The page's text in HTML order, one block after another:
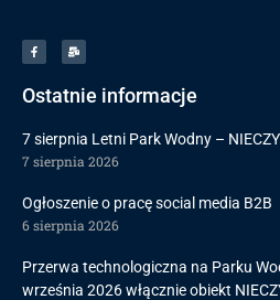
Ostatnie informacje
7 sierpnia Letni Park Wodny –
7 sierpnia 2026
Ogłoszenie o pracę social media B2B
6 sierpnia 2026
Przerwa technologiczna na Parku
września 2026 włącznie obiekt